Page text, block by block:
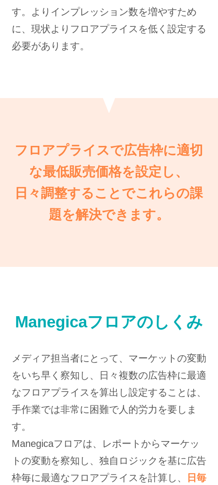
す。よりインプレッション数を増やすため
に、現状よりフロアプライスを低く設定する
必要があります。
フロアプライスで広告枠に適切
な最低販売価格を設定し、
日々調整することでこれらの課
題を解決できます。
Manegicaフロアのしくみ
メディア担当者にとって、マーケットの変動
をいち早く察知し、日々複数の広告枠に最適
なフロアプライスを算出し設定することは、
手作業では非常に困難で人的労力を要しま
す。
Manegicaフロアは、レポートからマーケッ
トの変動を察知し、独自ロジックを基に広告
枠毎に最適なフロアプライスを計算し、
日毎